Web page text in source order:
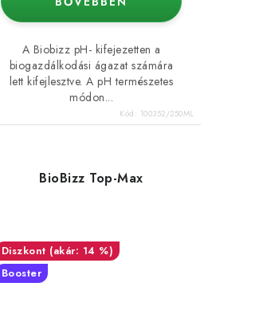
A Biobizz pH- kifejezetten a
biogazdálkodási ágazat számára
lett kifejlesztve. A pH természetes
módon...
Kód: 100352/250ML
BioBizz Top-Max
(akár: 14 %)
Booster